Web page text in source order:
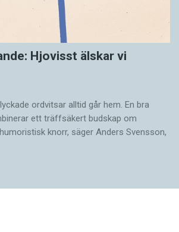
Hjovisst älskar vi
ordvitsar alltid går hem. En bra
ett träffsäkert budskap om
knorr, säger Anders Svensson,